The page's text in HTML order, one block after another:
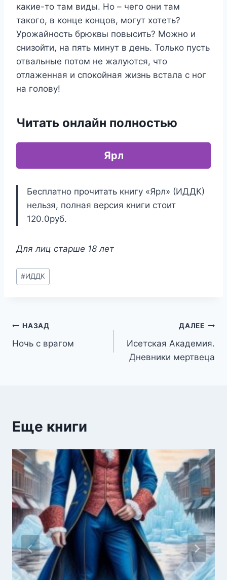
какие-то там виды. Но – чего они там
такого, в конце концов, могут хотеть?
Урожайность брюквы повысить? Можно и
снизойти, на пять минут в день. Только пусть
отвальные потом не жалуются, что
отлаженная и спокойная жизнь встала с ног
на голову!
Читать онлайн полностью
Ярл
Бесплатно прочитать книгу «Ярл» (ИДДК)
нельзя, полная версия книги стоит
120.0руб.
Для лиц старше 18 лет
Метки
записи:
#ИДДК
Навигация
по
НАЗАД
Ночь с врагом
ДАЛЕЕ
Исетская Академия.
Дневники мертвеца
Еще книги